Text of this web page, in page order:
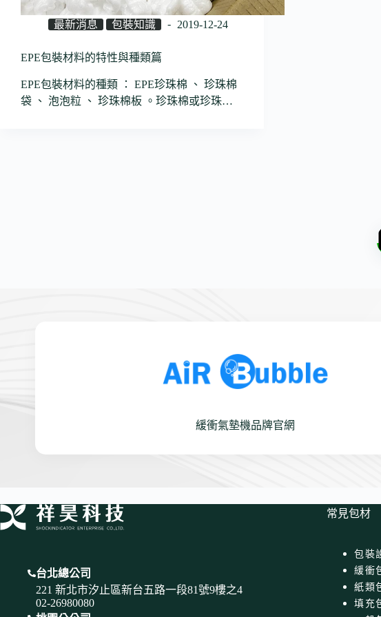
最新消息 包裝知識 2019-12-24
EPE包裝材料的特性與種類篇
EPE包裝材料的種類 ： EPE珍珠棉 、 珍珠棉
袋 、 泡泡粒 、 珍珠棉板 。珍珠棉或珍珠…
緩衝氣墊機品牌官網
台北總公司
221 新北市汐止區新台五路一段81號9樓之4
02-26980080
常見包材
包裝
緩衝
紙類
填充